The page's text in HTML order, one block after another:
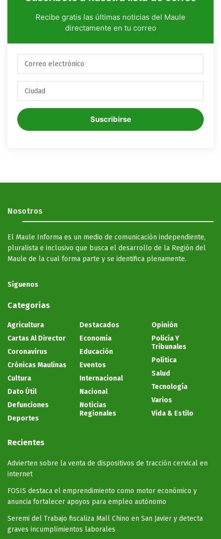
Recibe gratis las últimas noticias del Maule
directamente en tu correo
Suscribirse
Nosotros
El Maule Informa es un medio de comunicación independiente,
pluralista e inclusivo que busca el desarrollo de la Región del
Maule de la cual forma parte y se identifica plenamente.
Síguenos
Categorías
Agricultura
Cartas Al Director
Coronavirus
Crónicas Maulinas
Cultura
Dato Útil
Defunciones
Deportes
Destacados
Economía
Educación
Eventos
Internacional
Nacional
Noticias
Regionales
Opinión
Policía Y
Tribunales
Política
Salud
Tecnología
Varios
Vida & Estilo
Recientes
Advierten sobre la venta de dispositivos de tracción cervical en
internet
FOSIS destaca el emprendimiento como motor económico y
anuncia fortalecer apoyos para empleo autónomo
Seremi del Trabajo fiscaliza Mall Chino en San Javier y detecta
graves incumplimientos laborales